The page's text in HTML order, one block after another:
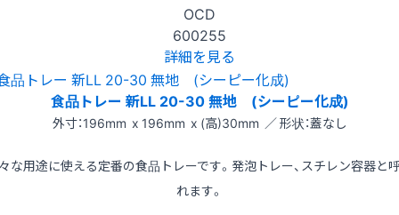
OCD
600255
詳細を見る
食品トレー 新LL 20-30 無地 (シーピー化成)
外寸：196mm x 196mm x (高)30mm ／ 形状：蓋なし
な用途に使える定番の食品トレーです。発泡トレー、スチレン容器と
れます。